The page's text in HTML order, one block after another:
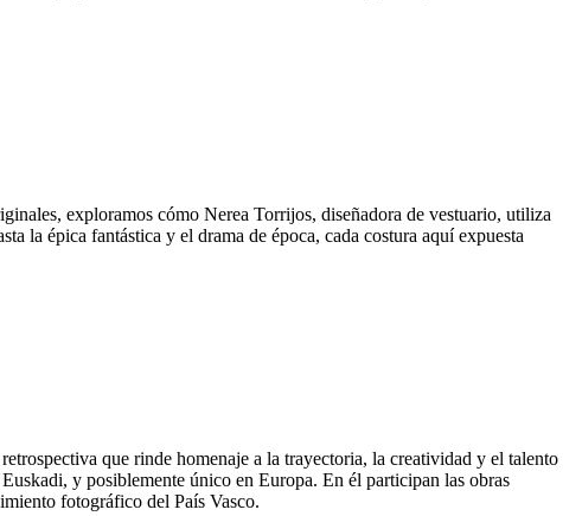
exploramos cómo Nerea Torrijos, diseñadora de vestuario, utiliza
épica fantástica y el drama de época, cada costura aquí expuesta
que rinde homenaje a la trayectoria, la creatividad y el talento
y posiblemente único en Europa. En él participan las obras
fotográfico del País Vasco.